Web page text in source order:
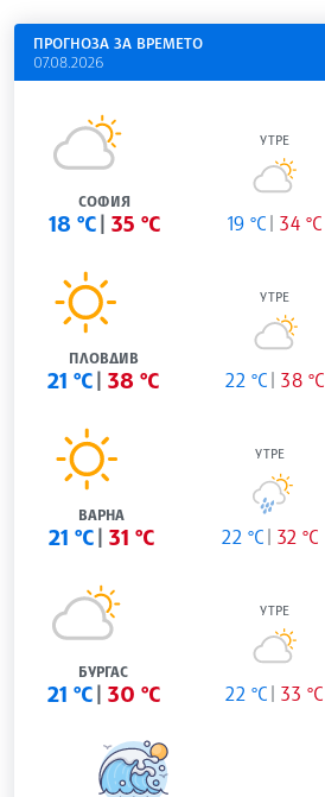
ПРОГНОЗА ЗА ВРЕМЕТО
07.08.2026
СОФИЯ
18 °C 35 °C
УТРЕ
19 °C 34 °C
ПЛОВДИВ
21 °C 38 °C
УТРЕ
22 °C 38 °C
ВАРНА
21 °C 31 °C
УТРЕ
22 °C 32 °C
БУРГАС
21 °C 30 °C
УТРЕ
22 °C 33 °C